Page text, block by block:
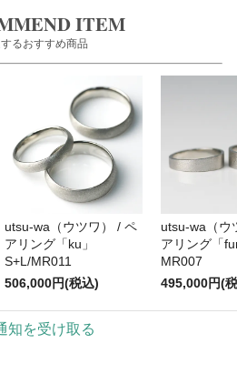
ITEM
るおすすめ商品
utsu-wa（ウツワ） / ペ
アリング「ku」
S+L/MR011
506,000円(税込)
utsu-wa（ウ
アリング「
MR007
495,000円(